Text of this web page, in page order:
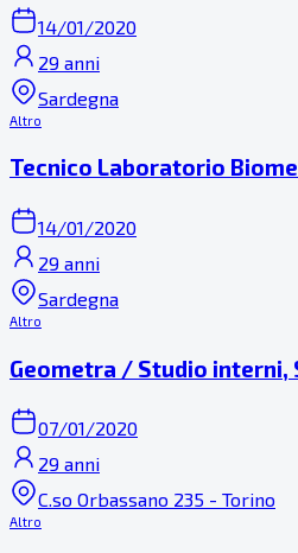
14/01/2020
29 anni
Sardegna
Altro
Tecnico Laboratorio
14/01/2020
29 anni
Sardegna
Altro
Geometra / Studio interni,
07/01/2020
29 anni
C.so Orbassano 235 - Torino
Altro